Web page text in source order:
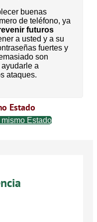
buenas
de teléfono, ya
futuros
a usted y a su
fuertes y
son
a
ataques.
Estado
Estado